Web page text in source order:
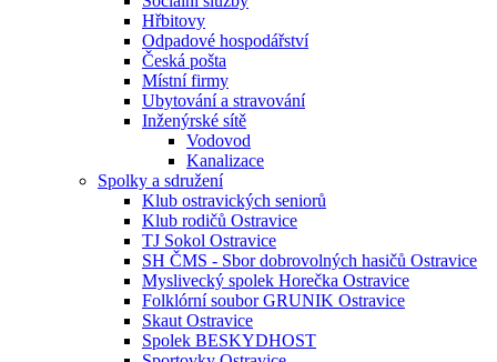
Hřbitovy
Odpadové hospodářství
Česká pošta
Místní firmy
Ubytování a stravování
Inženýrské sítě
Vodovod
Kanalizace
Spolky a sdružení
Klub ostravických seniorů
Klub rodičů Ostravice
TJ Sokol Ostravice
SH ČMS - Sbor dobrovolných hasičů Ostravice
Myslivecký spolek Horečka Ostravice
Folklórní soubor GRUNIK Ostravice
Skaut Ostravice
Spolek BESKYDHOST